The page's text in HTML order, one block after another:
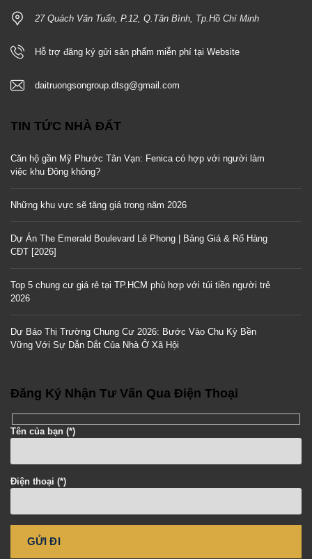
27 Quách Văn Tuấn, P.12, Q.Tân Bình, Tp.Hồ Chí Minh
Hỗ trợ đăng ký gửi sản phẩm miễn phí tại Website
daitruongsongroup.dtsg@gmail.com
TIN TỨC NHÀ ĐẤT
Căn hộ gần Mỹ Phước Tân Vạn: Fenica có hợp với người làm
việc khu Đông không?
Những khu vực sẽ tăng giá trong năm 2026
Dự Án The Emerald Boulevard Lê Phong | Bảng Giá & Rổ Hàng
CĐT [2026]
Top 5 chung cư giá rẻ tại TP.HCM phù hợp với túi tiền người trẻ
2026
Dự Báo Thị Trường Chung Cư 2026: Bước Vào Chu Kỳ Bền
Vững Với Sự Dẫn Dắt Của Nhà Ở Xã Hội
Đăng Ký Nhận Tư Vấn Qua Điện Thoại
Tên của bạn (*)
Điện thoại (*)